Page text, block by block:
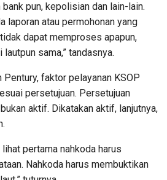
pun, kepolisian dan lain-lain.
laporan atau permohonan yang
dapat memproses apapun,
sama,” tandasnya.
Pentury, faktor pelayanan KSOP
persetujuan. Persetujuan
aktif. Dikatakan aktif, lanjutnya,
pertama nahkoda harus
Nahkoda harus membuktikan